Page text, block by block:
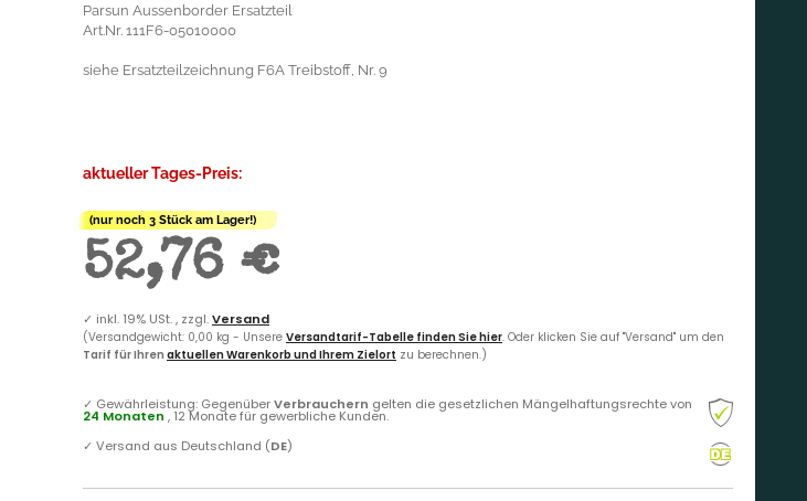
Parsun Aussenborder Ersatzteil
Art.Nr. 111F6-05010000
siehe Ersatzteilzeichnung F6A Treibstoff, Nr. 9
aktueller Tages-Preis:
(nur noch 3 Stück am Lager!)
52,76 €
✓ inkl. 19% USt. , zzgl.Versand
(Versandgewicht: 0,00 kg - Unsere Versandtarif-Tabelle finden Sie hier. Oder klicken Sie auf "Versand" um den
Tarif für Ihren aktuellen Warenkorb und Ihrem Zielort zu berechnen.)
✓ Gewährleistung: GegenüberVerbrauchern gelten die gesetzlichen Mängelhaftungsrechte von
24 Monaten , 12 Monate für gewerbliche Kunden.
✓ Versand aus Deutschland (DE)